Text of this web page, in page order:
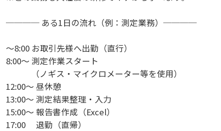
──── ある1日の流れ（例：測定業務）────
～8:00 お取引先様へ出勤（直行）
8:00～ 測定作業スタート
（ノギス・マイクロメーター等を使用）
12:00～ 昼休憩
13:00～ 測定結果整理・入力
15:00～ 報告書作成（Excel）
17:00 退勤（直帰）